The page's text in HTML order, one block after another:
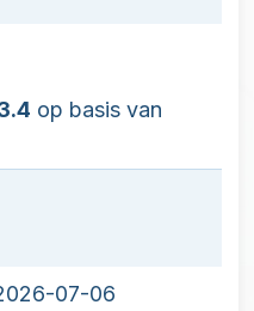
op basis van
07-06